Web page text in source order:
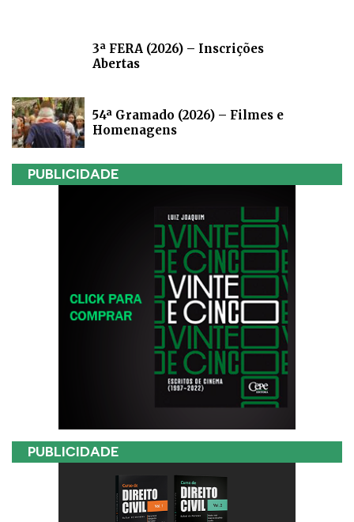
3ª FERA (2026) – Inscrições
Abertas
54ª Gramado (2026) – Filmes e
Homenagens
PUBLICIDADE
PUBLICIDADE